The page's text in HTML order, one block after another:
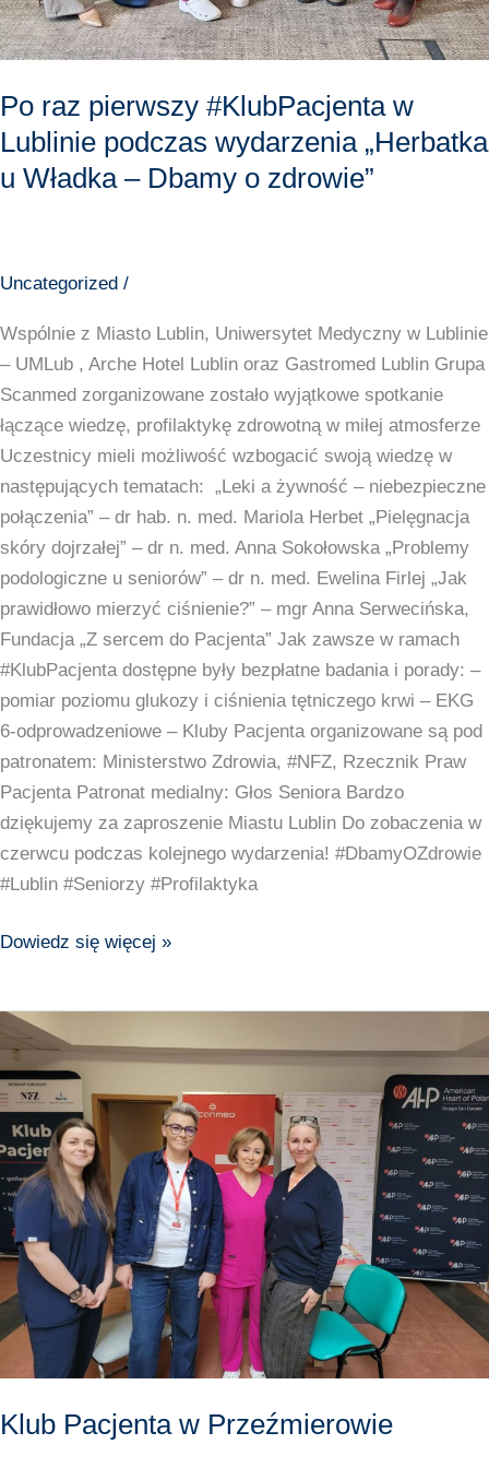
Po raz pierwszy #KlubPacjenta w
Lublinie podczas wydarzenia „Herbatka
u Władka – Dbamy o zdrowie”
Uncategorized /
Wspólnie z Miasto Lublin, Uniwersytet Medyczny w Lublinie
– UMLub , Arche Hotel Lublin oraz Gastromed Lublin Grupa
Scanmed zorganizowane zostało wyjątkowe spotkanie
łączące wiedzę, profilaktykę zdrowotną w miłej atmosferze
Uczestnicy mieli możliwość wzbogacić swoją wiedzę w
następujących tematach: „Leki a żywność – niebezpieczne
połączenia” – dr hab. n. med. Mariola Herbet „Pielęgnacja
skóry dojrzałej” – dr n. med. Anna Sokołowska „Problemy
podologiczne u seniorów” – dr n. med. Ewelina Firlej „Jak
prawidłowo mierzyć ciśnienie?” – mgr Anna Serwecińska,
Fundacja „Z sercem do Pacjenta” Jak zawsze w ramach
#KlubPacjenta dostępne były bezpłatne badania i porady: –
pomiar poziomu glukozy i ciśnienia tętniczego krwi – EKG
6-odprowadzeniowe – Kluby Pacjenta organizowane są pod
patronatem: Ministerstwo Zdrowia, #NFZ, Rzecznik Praw
Pacjenta Patronat medialny: Głos Seniora Bardzo
dziękujemy za zaproszenie Miastu Lublin Do zobaczenia w
czerwcu podczas kolejnego wydarzenia! #DbamyOZdrowie
#Lublin #Seniorzy #Profilaktyka
zdrowie”
Dowiedz się więcej »
Klub Pacjenta w Przeźmierowie
Klub
Pacjenta
w
Przeźmierowie